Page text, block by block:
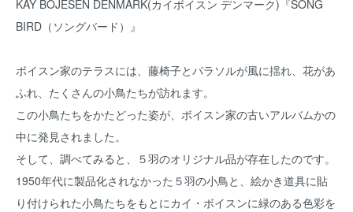
KAY BOJESEN DENMARK(カイボイスン デンマーク)『SONG
BIRD（ソングバード）』
ボイスン家のテラスには、藤椅子とパラソルが風に揺れ、花があ
ふれ、たくさんの小鳥たちが訪れます。
この小鳥たちをかたどった姿が、ボイスン家の古いアルバムかの
中に発見されました。
そして、調べてみると、５羽のオリジナル品が存在したのです。
1950年代に製品化されなかった５羽の小鳥と、絵かき道具に貼
り付けられた小鳥たちをもとにカイ・ボイスンに緑のある色彩を